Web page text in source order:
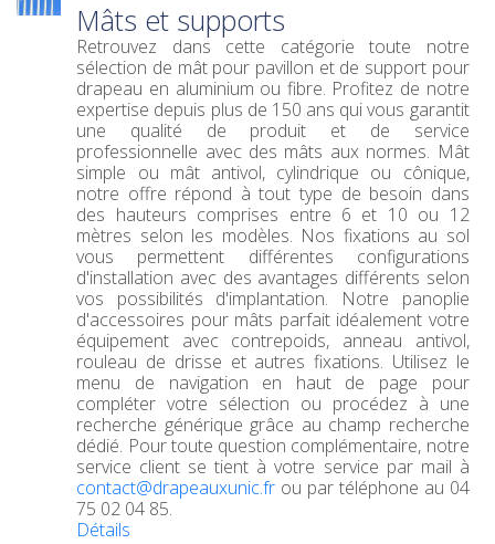
Mâts et supports
Retrouvez dans cette catégorie toute notre
sélection de mât pour pavillon et de support pour
drapeau en aluminium ou fibre. Profitez de notre
expertise depuis plus de 150 ans qui vous garantit
une qualité de produit et de service
professionnelle avec des mâts aux normes. Mât
simple ou mât antivol, cylindrique ou cônique,
notre offre répond à tout type de besoin dans
des hauteurs comprises entre 6 et 10 ou 12
mètres selon les modèles. Nos fixations au sol
vous permettent différentes configurations
d'installation avec des avantages différents selon
vos possibilités d'implantation. Notre panoplie
d'accessoires pour mâts parfait idéalement votre
équipement avec contrepoids, anneau antivol,
rouleau de drisse et autres fixations. Utilisez le
menu de navigation en haut de page pour
compléter votre sélection ou procédez à une
recherche générique grâce au champ recherche
dédié. Pour toute question complémentaire, notre
service client se tient à votre service par mail à
contact@drapeauxunic.fr ou par téléphone au 04
75 02 04 85.
Détails